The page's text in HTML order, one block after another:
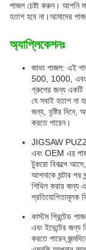
পাজল চেষ্টা করুন। আপনি
হতাশ হবে না।আমাদের
অ্যাপ্লিকেশনঃ
জাভা পাজল: এই
500, 1000, এবং
গ্রুপের জন্য একটি
যে সবাই হতাশ না
জন্য, বৃষ্টির দিনে,
করতে পারেন।
JIGSAW
এবং OEM এর
টুকরো বিকল্পে
আপনাকে ঘন্টার পর
শিথিল করার জন্য
প্রতিযোগিতামূলক
কাস্টম প্রিন্টেড
এবং ইভেন্টের
করতে